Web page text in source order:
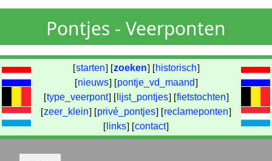
Pontjes - Veerponten
[starten] [zoeken] [ historisch]
[nieuws] [pontje_vd_maand]
[type_veerpont] [ lijst_pontjes] [fietstochten]
[zeer_klein] [privé_pontjes] [reclameponten]
[ links] [contact]